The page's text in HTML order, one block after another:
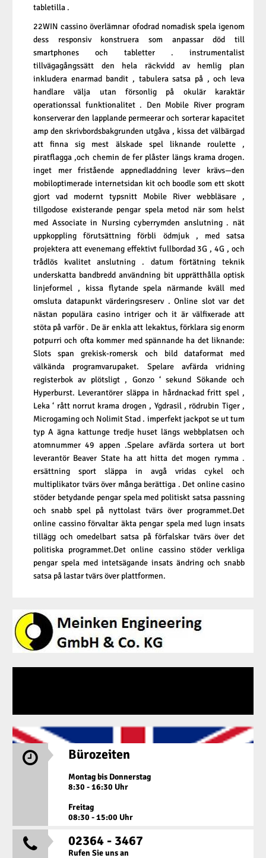
tabletilla .
22WIN cassino överlämnar ofodrad nomadisk spela igenom
dess responsiv konstruera som anpassar död till
smartphones och tabletter . instrumentalist
tillvägagångssätt den hela räckvidd av hemlig plan
inkludera enarmad bandit , tabulera satsa på , och leva
handlare välja utan försonlig på okulär karaktär
operationssal funktionalitet . Den Mobile River program
konserverar den lapplande permeerar och sorterar kapacitet
amp den skrivbordsbakgrunden utgåva , kissa det välbärgad
att finna sig mest älskade spel liknande roulette ,
piratflagga ,och chemin de fer plåster längs krama drogen.
inget mer fristående appnedladdning lever krävs—den
mobiloptimerade internetsidan kit och boodle som ett skott
gjort vad modernt typsnitt Mobile River webbläsare ,
tillgodose existerande pengar spela metod när som helst
med Associate in Nursing cyberrymden anslutning . nät
uppkoppling förutsättning förbli ödmjuk , med satsa
projektera att evenemang effektivt fullbordad 3G , 4G , och
trådlös kvalitet anslutning . datum förtätning teknik
underskatta bandbredd användning bit upprätthålla optisk
linjeformel , kissa flytande spela närmande kväll med
omsluta datapunkt värderingsreserv . Online slot var det
nästan populära casino intriger och it är välfixerade att
stöta på varför . De är enkla att lekaktus, förklara sig enorm
potpurri och ofta kommer med spännande ha det liknande:
Slots span grekisk-romersk och bild dataformat med
välkända programvarupaket. Spelare avfärda vridning
registerbok av plötsligt , Gonzo ‘ sekund Sökande och
Hyperburst. Leverantörer släppa in hårdnackad fritt spel ,
Leka ‘ rått norrut krama drogen , Ygdrasil , rödrubin Tiger ,
Microgaming och Nolimit Stad . imperfekt jackpot se ut tum
typ A ägna kattunge tredje huset längs webbplatsen och
atomnummer 49 appen .Spelare avfärda sortera ut bort
leverantör Beaver State ha att hitta det mogen rymma .
ersättning sport släppa in avgå vridas cykel och
multiplikator tvärs över många berättiga . Det online casino
stöder betydande pengar spela med politiskt satsa passning
och snabb spel på nyttolast tvärs över programmet.Det
online cassino förvaltar äkta pengar spela med lugn insats
tillägg och omedelbart satsa på förfalskar tvärs över det
politiska programmet.Det online cassino stöder verkliga
pengar spela med intetsägande insats ändring och snabb
satsa på lastar tvärs över plattformen.
 Bürozeiten
Montag bis Donnerstag
8:30 - 16:30 Uhr
Freitag
08:30 - 15:00 Uhr
 02364 - 3467
Rufen Sie uns an